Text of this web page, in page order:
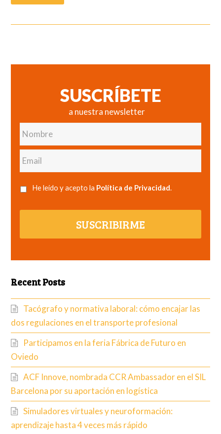
SUSCRÍBETE
a nuestra newsletter
Nombre
Email
He leído y acepto la Política de Privacidad.
SUSCRIBIRME
Recent Posts
Tacógrafo y normativa laboral: cómo encajar las
dos regulaciones en el transporte profesional
Participamos en la feria Fábrica de Futuro en
Oviedo
ACF Innove, nombrada CCR Ambassador en el SIL
Barcelona por su aportación en logística
Simuladores virtuales y neuroformación:
aprendizaje hasta 4 veces más rápido